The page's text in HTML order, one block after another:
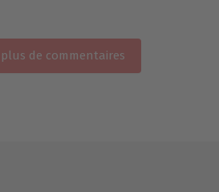
de commentaires